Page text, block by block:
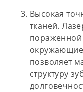
Высокая
тканей.
пораженной
окружающие
позволяет
структуру